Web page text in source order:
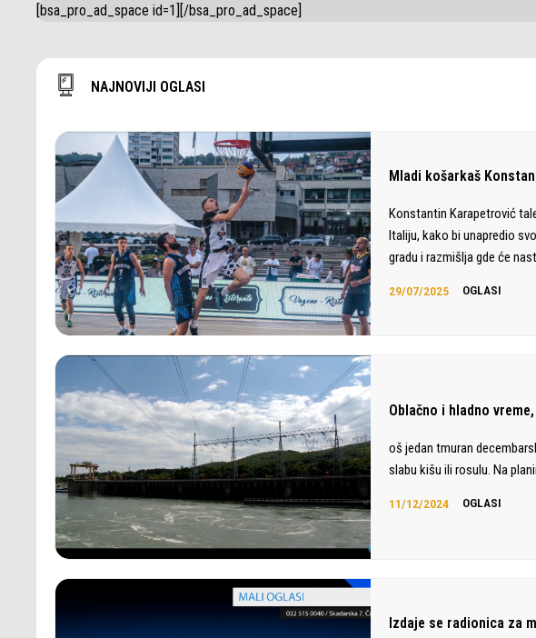
[bsa_pro_ad_space id=1][/bsa_pro_ad_space]
NAJNOVIJI OGLASI
Mladi košarkaš
Konstantin Karapetrović
Italiju, kako bi unapredio
gradu i razmišlja gde će
29/07/2025 OGLASI
Oblačno i hladno
oš jedan tmuran
slabu kišu ili rosulu. Na
11/12/2024 OGLASI
Izdaje se radionica za